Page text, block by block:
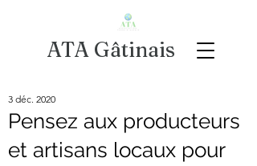
ATA Gâtinais
Pensez aux producteurs
et artisans locaux pour
3 déc. 2020